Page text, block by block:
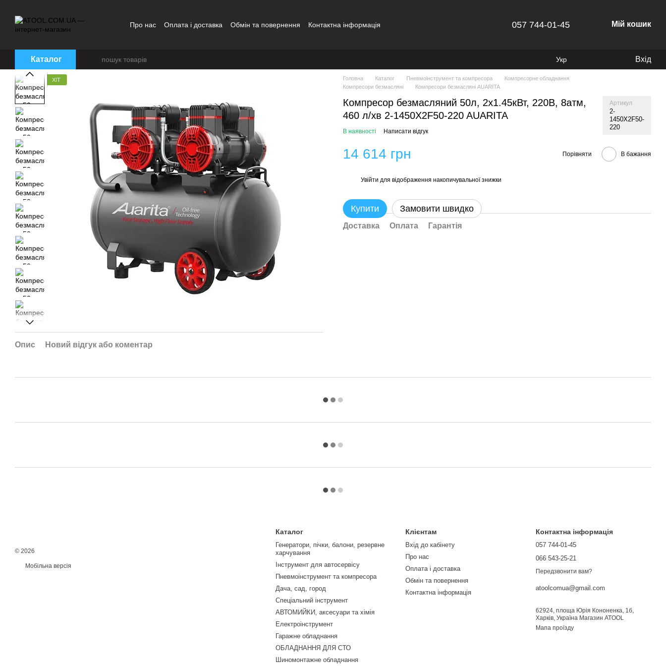
Про нас Оплата і доставка Обмін та повернення Контактна інформація 057 744-01-45 Мій кошик
Каталог Укр Вхід
ХІТ
Опис Новий відгук або коментар
Головна Каталог Пневмоінструмент та компресора
Компресорне обладнання
Компресори безмасляні
Компресори безмасляні AUARITA
Компресор безмасляний 50л, 2х1.45кВт, 220В, 8атм,
460 л/хв 2-1450X2F50-220 AUARITA
Артикул
2-
1450X2F50-
220
В наявності Написати відгук
14 614 грн Порівняти В бажання
Увійти для відображення накопичувальної знижки
Купити Замовити швидко
Доставка Оплата Гарантія
© 2026
Мобільна версія
Каталог
Генератори, пічки, балони, резервне
харчування
Інструмент для автосервісу
Пневмоінструмент та компресора
Дача, сад, город
Спеціальний інструмент
АВТОМИЙКИ, аксесуари та хімія
Електроінструмент
Гаражне обладнання
ОБЛАДНАННЯ ДЛЯ СТО
Шиномонтажне обладнання
Клієнтам
Вхід до кабінету
Про нас
Оплата і доставка
Обмін та повернення
Контактна інформація
Контактна інформація
057 744-01-45
066 543-25-21
Передзвонити вам?
atoolcomua@gmail.com
62924, площа Юрія Кононенка, 1б,
Харків, Україна Магазин ATOOL
Мапа проїзду